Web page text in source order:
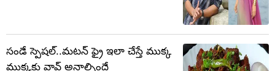
సండే స్పెషల్..మటన్ ఫ్రై ఇలా చేస్తే ముక్క
ముక్కకు వావ్ అనాల్సిందే